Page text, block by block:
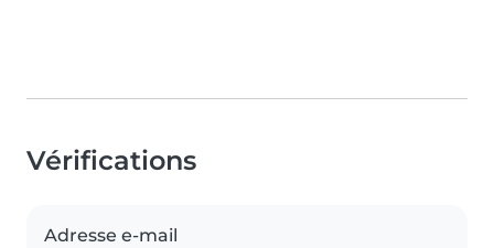
Vérifications
Adresse e-mail